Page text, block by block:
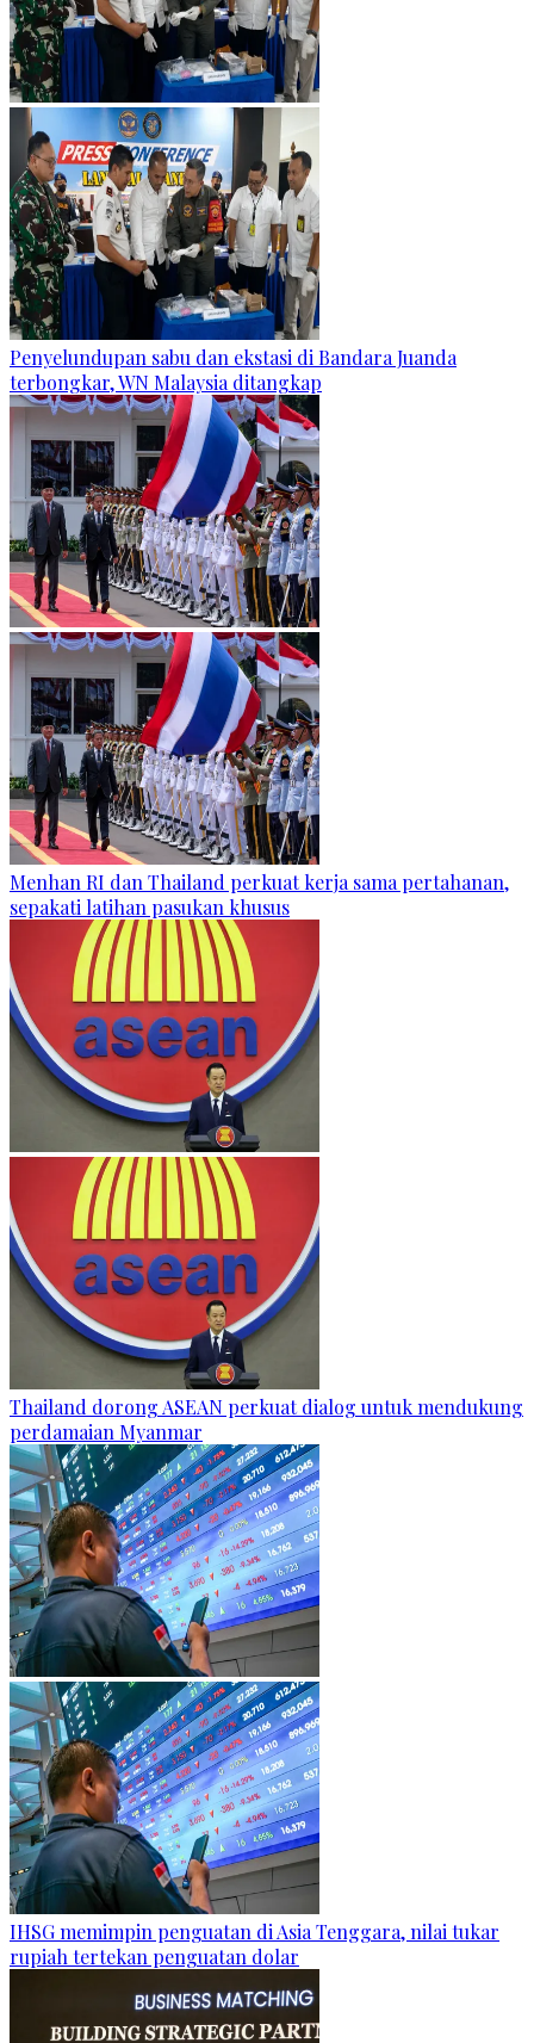
Penyelundupan sabu dan ekstasi di Bandara Juanda
terbongkar, WN Malaysia ditangkap
Menhan RI dan Thailand perkuat kerja sama pertahanan,
sepakati latihan pasukan khusus
Thailand dorong ASEAN perkuat dialog untuk mendukung
perdamaian Myanmar
IHSG memimpin penguatan di Asia Tenggara, nilai tukar
rupiah tertekan penguatan dolar